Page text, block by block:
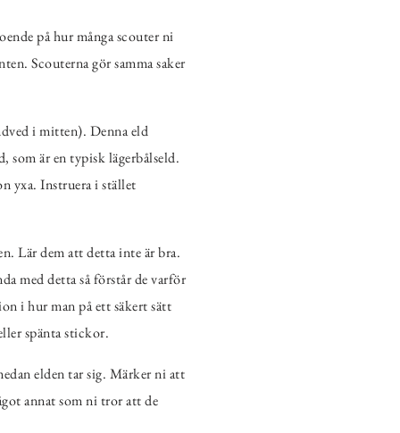
på hur många scouter ni
Scouterna gör samma saker
i mitten). Denna eld
som är en typisk lägerbålseld.
yxa. Instruera i stället
Lär dem att detta inte är bra.
med detta så förstår de varför
i hur man på ett säkert sätt
spänta stickor.
elden tar sig. Märker ni att
annat som ni tror att de